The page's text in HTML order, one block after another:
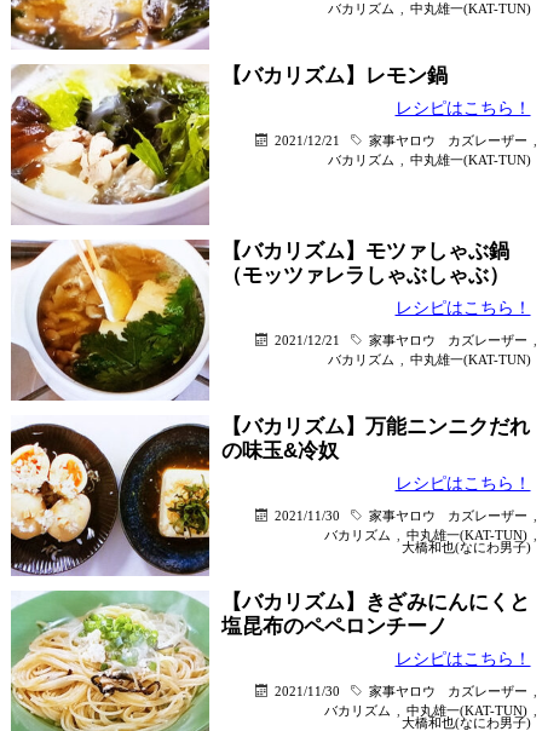
バカリズム
中丸雄一(KAT-TUN)
【バカリズム】レモン鍋
レシピはこちら！
2021/12/21 家事ヤロウ カズレーザー
バカリズム
中丸雄一(KAT-TUN)
【バカリズム】モツァしゃぶ鍋
（モッツァレラしゃぶしゃぶ）
レシピはこちら！
2021/12/21 家事ヤロウ カズレーザー
バカリズム
中丸雄一(KAT-TUN)
【バカリズム】万能ニンニクだれ
の味玉&冷奴
レシピはこちら！
2021/11/30 家事ヤロウ カズレーザー
バカリズム
中丸雄一(KAT-TUN)
大橋和也(なにわ男子)
【バカリズム】きざみにんにくと
塩昆布のペペロンチーノ
レシピはこちら！
2021/11/30 家事ヤロウ カズレーザー
バカリズム
中丸雄一(KAT-TUN)
大橋和也(なにわ男子)